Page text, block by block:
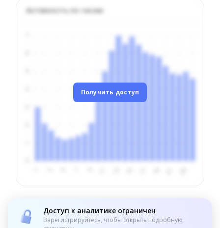
Активность по часам
Получить доступ
Доступ к аналитике ограничен
Зарегистрируйтесь, чтобы открыть подробную